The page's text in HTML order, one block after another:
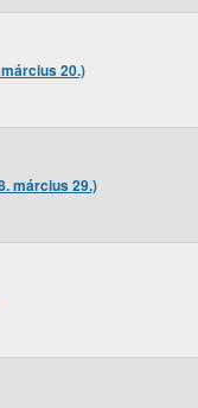
20.)
március 29.)